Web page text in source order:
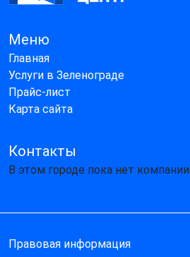
Меню
Главная
Услуги в Зеленограде
Прайс-лист
Карта сайта
Контакты
В этом городе пока нет
Правовая информация